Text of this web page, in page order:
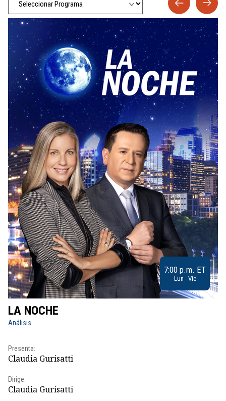
7:00 p.m. ET
Lun - Vie
LA NOCHE
Análisis
Presenta:
Claudia Gurisatti
Dirige:
Claudia Gurisatti